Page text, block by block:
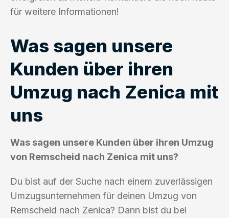
für weitere Informationen!
Was sagen unsere
Kunden über ihren
Umzug nach Zenica mit
uns
Was sagen unsere Kunden über ihren Umzug
von Remscheid nach Zenica mit uns?
Du bist auf der Suche nach einem zuverlässigen
Umzugsunternehmen für deinen Umzug von
Remscheid nach Zenica? Dann bist du bei